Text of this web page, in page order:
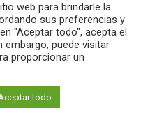
@ 2021
- Política de cookies
web para brindarle la
sus preferencias y
"Aceptar todo", acepta el
embargo, puede visitar
proporcionar un
todo